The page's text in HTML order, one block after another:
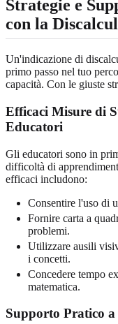
Strategie e
con la
Un'indicazione di
primo passo nel tuo
capacità. Con le giuste
Efficaci Misure di
Educatori
Gli educatori sono in
difficoltà di
efficaci includono:
Consentire l'uso di
Fornire carta a
problemi.
Utilizzare ausili
i concetti.
Concedere tempo
matematica.
Supporto Pratico